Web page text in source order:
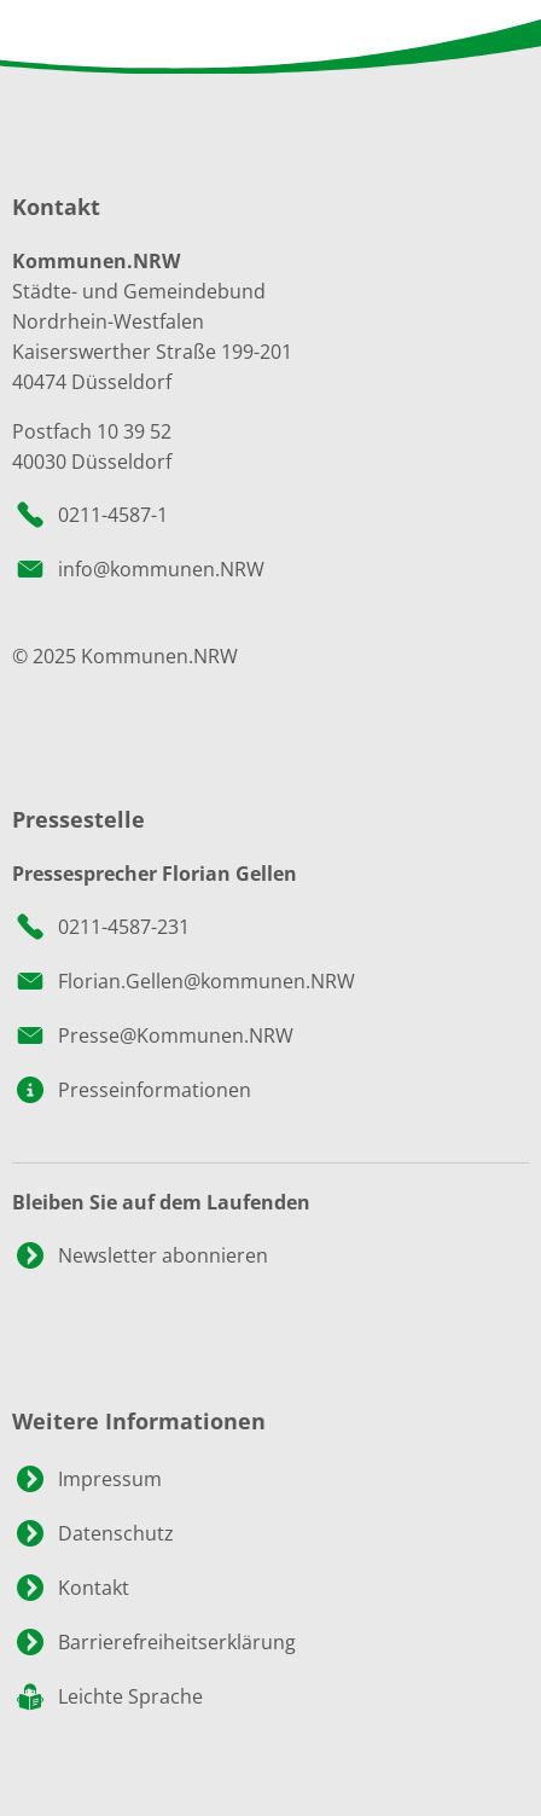
Kontakt
Kommunen.NRW
Städte- und Gemeindebund
Nordrhein-Westfalen
Kaiserswerther Straße 199-201
40474 Düsseldorf
Postfach 10 39 52
40030 Düsseldorf
0211-4587-1
info@kommunen.NRW
© 2025 Kommunen.NRW
Pressestelle
Pressesprecher Florian Gellen
0211-4587-231
Florian.Gellen@kommunen.NRW
Presse@Kommunen.NRW
Presseinformationen
Bleiben Sie auf dem Laufenden
Newsletter abonnieren
Weitere Informationen
Impressum
Datenschutz
Kontakt
Barrierefreiheitserklärung
Leichte Sprache